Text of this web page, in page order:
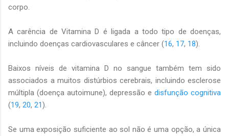
corpo.
A carência de Vitamina D é ligada a todo tipo de doenças,
incluindo doenças cardiovasculares e câncer (16, 17, 18).
Baixos níveis de vitamina D no sangue também tem sido
associados a muitos distúrbios cerebrais, incluindo esclerose
múltipla (doença autoimune), depressão e disfunção cognitiva
(19, 20, 21).
Se uma exposição suficiente ao sol não é uma opção, a única